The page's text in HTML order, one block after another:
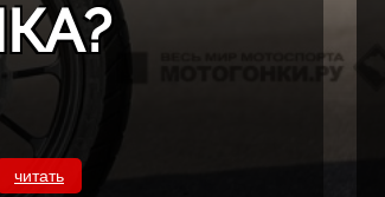
читать